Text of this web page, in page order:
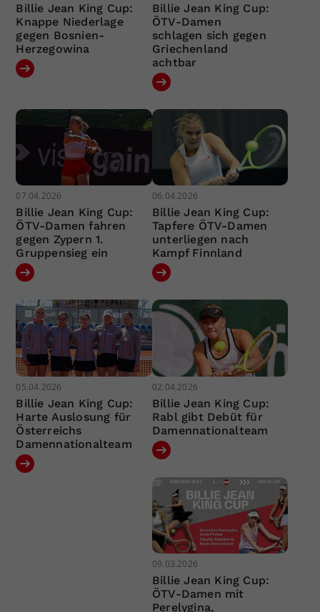
Billie Jean King Cup:
Knappe Niederlage
gegen Bosnien-
Herzegowina
Billie Jean King Cup:
ÖTV-Damen
schlagen sich gegen
Griechenland
achtbar
07.04.2026
Billie Jean King Cup:
ÖTV-Damen fahren
gegen Zypern 1.
Gruppensieg ein
06.04.2026
Billie Jean King Cup:
Tapfere ÖTV-Damen
unterliegen nach
Kampf Finnland
05.04.2026
Billie Jean King Cup:
Harte Auslosung für
Österreichs
Damennationalteam
02.04.2026
Billie Jean King Cup:
Rabl gibt Debüt für
Damennationalteam
09.03.2026
Billie Jean King Cup:
ÖTV-Damen mit
Perelygina,